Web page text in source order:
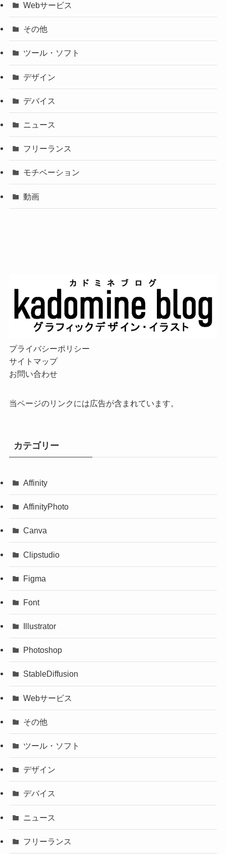
Webサービス
その他
ツール・ソフト
デザイン
デバイス
ニュース
フリーランス
モチベーション
動画
プライバシーポリシー
サイトマップ
お問い合わせ
当ページのリンクには広告が含まれています。
カテゴリー
Affinity
AffinityPhoto
Canva
Clipstudio
Figma
Font
Illustrator
Photoshop
StableDiffusion
Webサービス
その他
ツール・ソフト
デザイン
デバイス
ニュース
フリーランス